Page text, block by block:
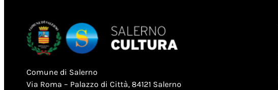
Comune di Salerno
Via Roma – Palazzo di Città, 84121 Salerno